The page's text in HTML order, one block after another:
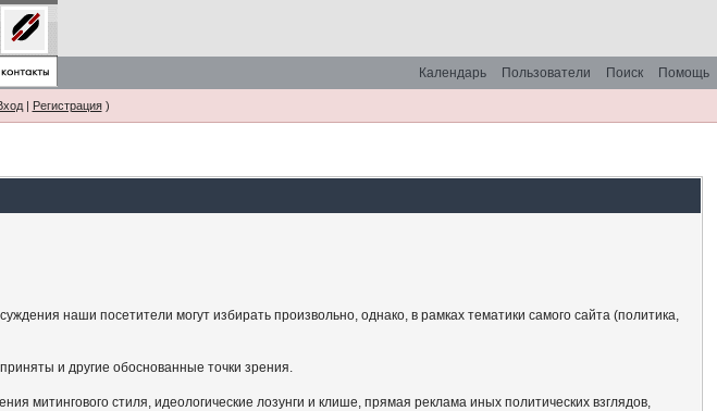
Помощь
Поиск
Пользователи
Календарь
| Регистрация)
наши посетители могут избирать произвольно, однако, в рамках тематики самого сайта (политика,
и другие обоснованные точки зрения.
митингового стиля, идеологические лозунги и клише, прямая реклама иных политических взглядов,